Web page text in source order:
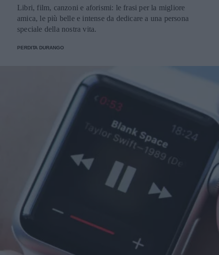
Libri, film, canzoni e aforismi: le frasi per la migliore
amica, le più belle e intense da dedicare a una persona
speciale della nostra vita.
PERDITA DURANGO